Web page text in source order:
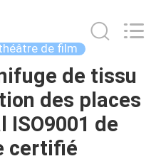
de film
de tissu
des places
ISO9001 de
certifié